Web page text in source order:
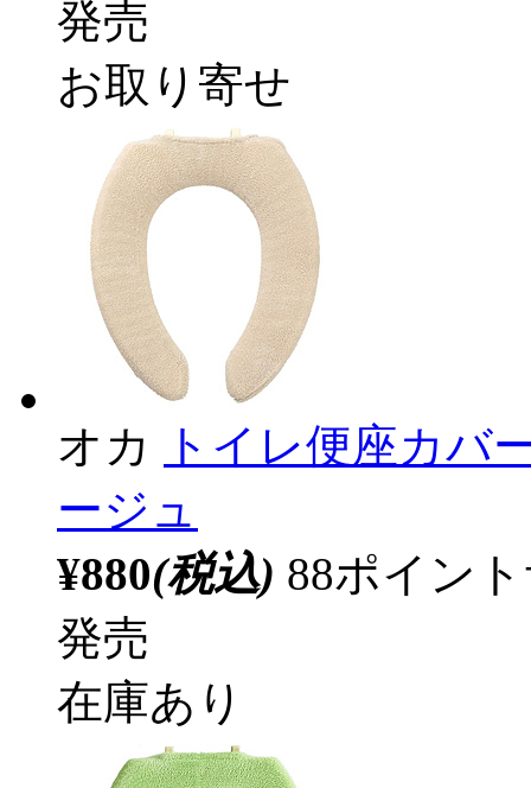
発売
お取り寄せ
オカ
トイレ便座カバ
ージュ
¥880(税込) 88ポイン
発売
在庫あり